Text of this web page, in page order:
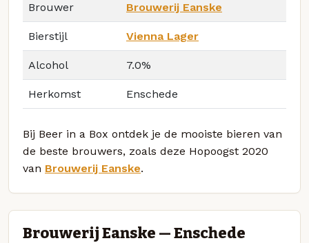
Brouwer Brouwerij Eanske
Bierstijl Vienna Lager
Alcohol 7.0%
Herkomst Enschede
Bij Beer in a Box ontdek je de mooiste bieren van
de beste brouwers, zoals deze Hopoogst 2020
van Brouwerij Eanske.
Brouwerij Eanske — Enschede